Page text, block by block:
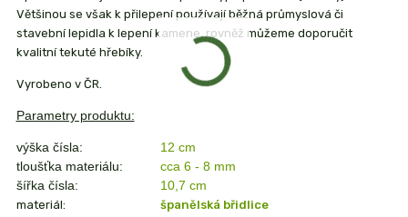
Většinou se však k přilepení používají běžná průmyslová či
stavební lepidla k lepení kamene, rovněž můžeme doporučit
kvalitní tekuté hřebíky.
Vyrobeno v ČR.
Parametry produktu:
výška čísla:
12 cm
tloušťka materiálu:
cca 6 - 8 mm
šířka čísla:
10,7 cm
materiál: španělská břidlice